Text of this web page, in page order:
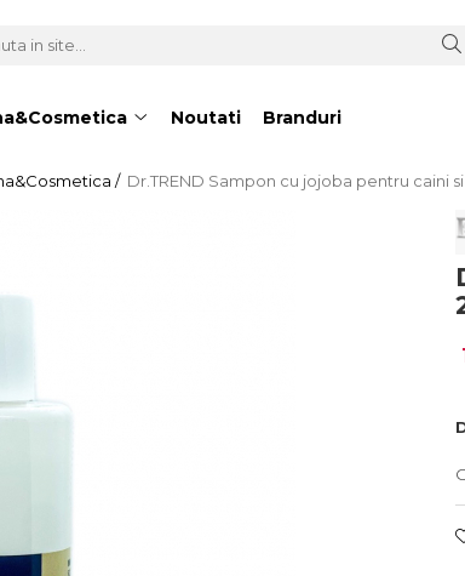
Noutati Branduri
/ Dr.TREND Sampon cu jojoba pentru caini